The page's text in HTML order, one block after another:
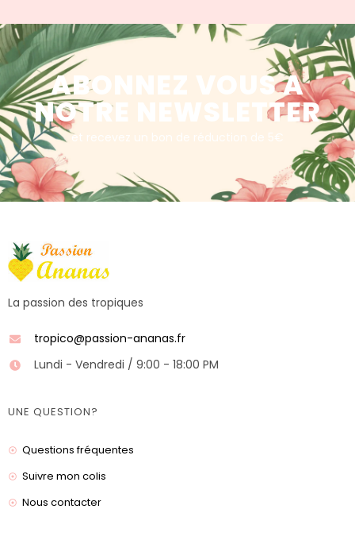
ABONNEZ VOUS A
NOTRE NEWSLETTER
et recevez un bon de réduction de 5€
La passion des tropiques
tropico@passion-ananas.fr
Lundi - Vendredi / 9:00 - 18:00 PM
UNE QUESTION?
Questions fréquentes
Suivre mon colis
Nous contacter